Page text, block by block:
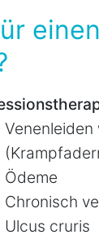
Venenleiden
Ödeme
Chronisch
Ulcus cruris